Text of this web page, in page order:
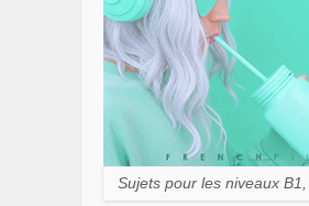
Sujets pour les niveaux